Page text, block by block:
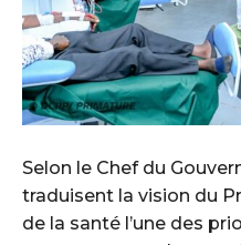
Selon le Chef du
traduisent la vision du
de la santé l’une des